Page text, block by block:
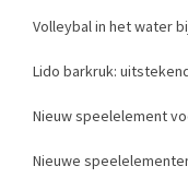
Volleybal in het water
Lido barkruk:
Nieuw speelelement
Nieuwe